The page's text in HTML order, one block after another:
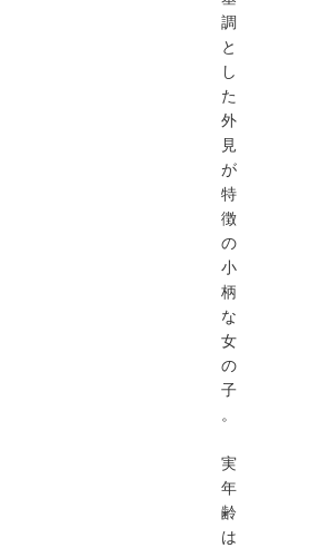
調
と
し
た
外
見
が
特
徴
の
小
柄
な
女
の
子
。
実
年
齢
は